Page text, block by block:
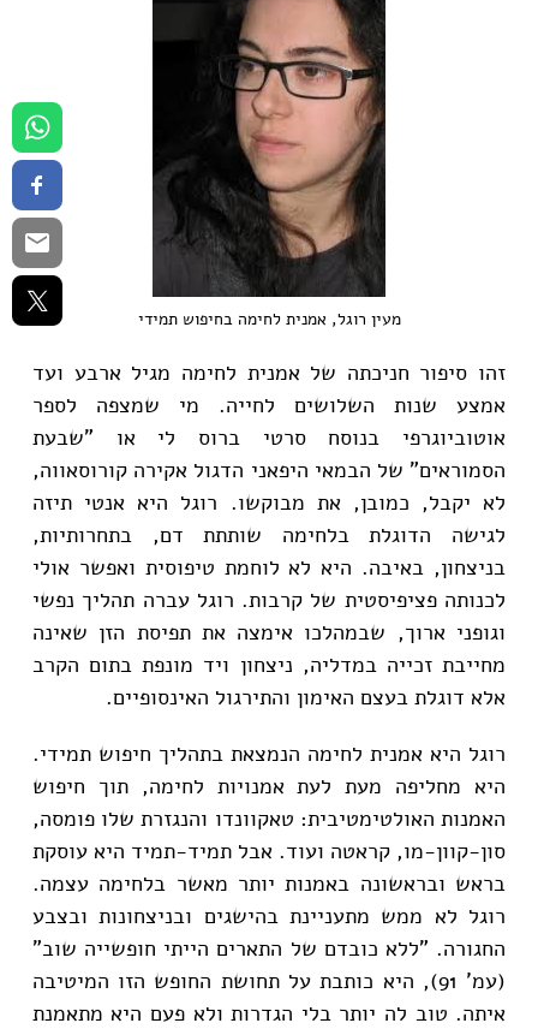
מעין רוגל, אמנית לחימה בחיפוש תמידי
זהו סיפור חניכתה של אמנית לחימה מגיל ארבע ועד
אמצע שנות השלושים לחייה. מי שמצפה לספר
אוטוביוגרפי בנוסח סרטי ברוס לי או "שבעת
הסמוראים" של הבמאי היפאני הדגול אקירה קורוסאווה,
לא יקבל, כמובן, את מבוקשו. רוגל היא אנטי תיזה
לגישה הדוגלת בלחימה שותתת דם, בתחרותיות,
בניצחון, באיבה. היא לא לוחמת טיפוסית ואפשר אולי
לכנותה פציפיסטית של קרבות. רוגל עברה תהליך נפשי
וגופני ארוך, שבמהלכו אימצה את תפיסת הזן שאינה
מחייבת זכייה במדליה, ניצחון ויד מונפת בתום הקרב
אלא דוגלת בעצם האימון והתירגול האינסופיים.
רוגל היא אמנית לחימה הנמצאת בתהליך חיפוש תמידי.
היא מחליפה מעת לעת אמנויות לחימה, תוך חיפוש
האמנות האולטימטיבית: טאקוונדו והנגזרת שלו פומסה,
סון-קוון-מו, קראטה ועוד. אבל תמיד-תמיד היא עוסקת
בראש ובראשונה באמנות יותר מאשר בלחימה עצמה.
רוגל לא ממש מתעניינת בהישגים ובניצחונות ובצבע
החגורה. "ללא כובדם של התארים הייתי חופשייה שוב"
(עמ' 91), היא כותבת על תחושת החופש הזו המיטיבה
איתה. טוב לה יותר בלי הגדרות ולא פעם היא מתאמנת